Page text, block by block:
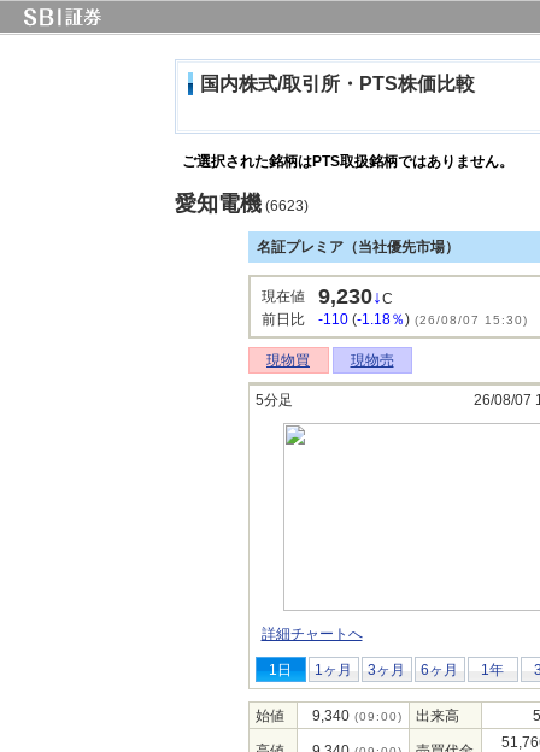
国内株式/取引所・PTS株価比較
ご選択された銘柄はPTS取扱銘柄ではありません。
愛知電機 (6623)
名証プレミア（当社優先市場）
現在値 9,230↓C
前日比
-110(-1.18％)(26/08/07 15:30)
現物買 現物売
5分足 26/08/07
詳細チャートへ
1日 1ヶ月 3ヶ月 6ヶ月 1年
始値 9,340(09:00) 出来高